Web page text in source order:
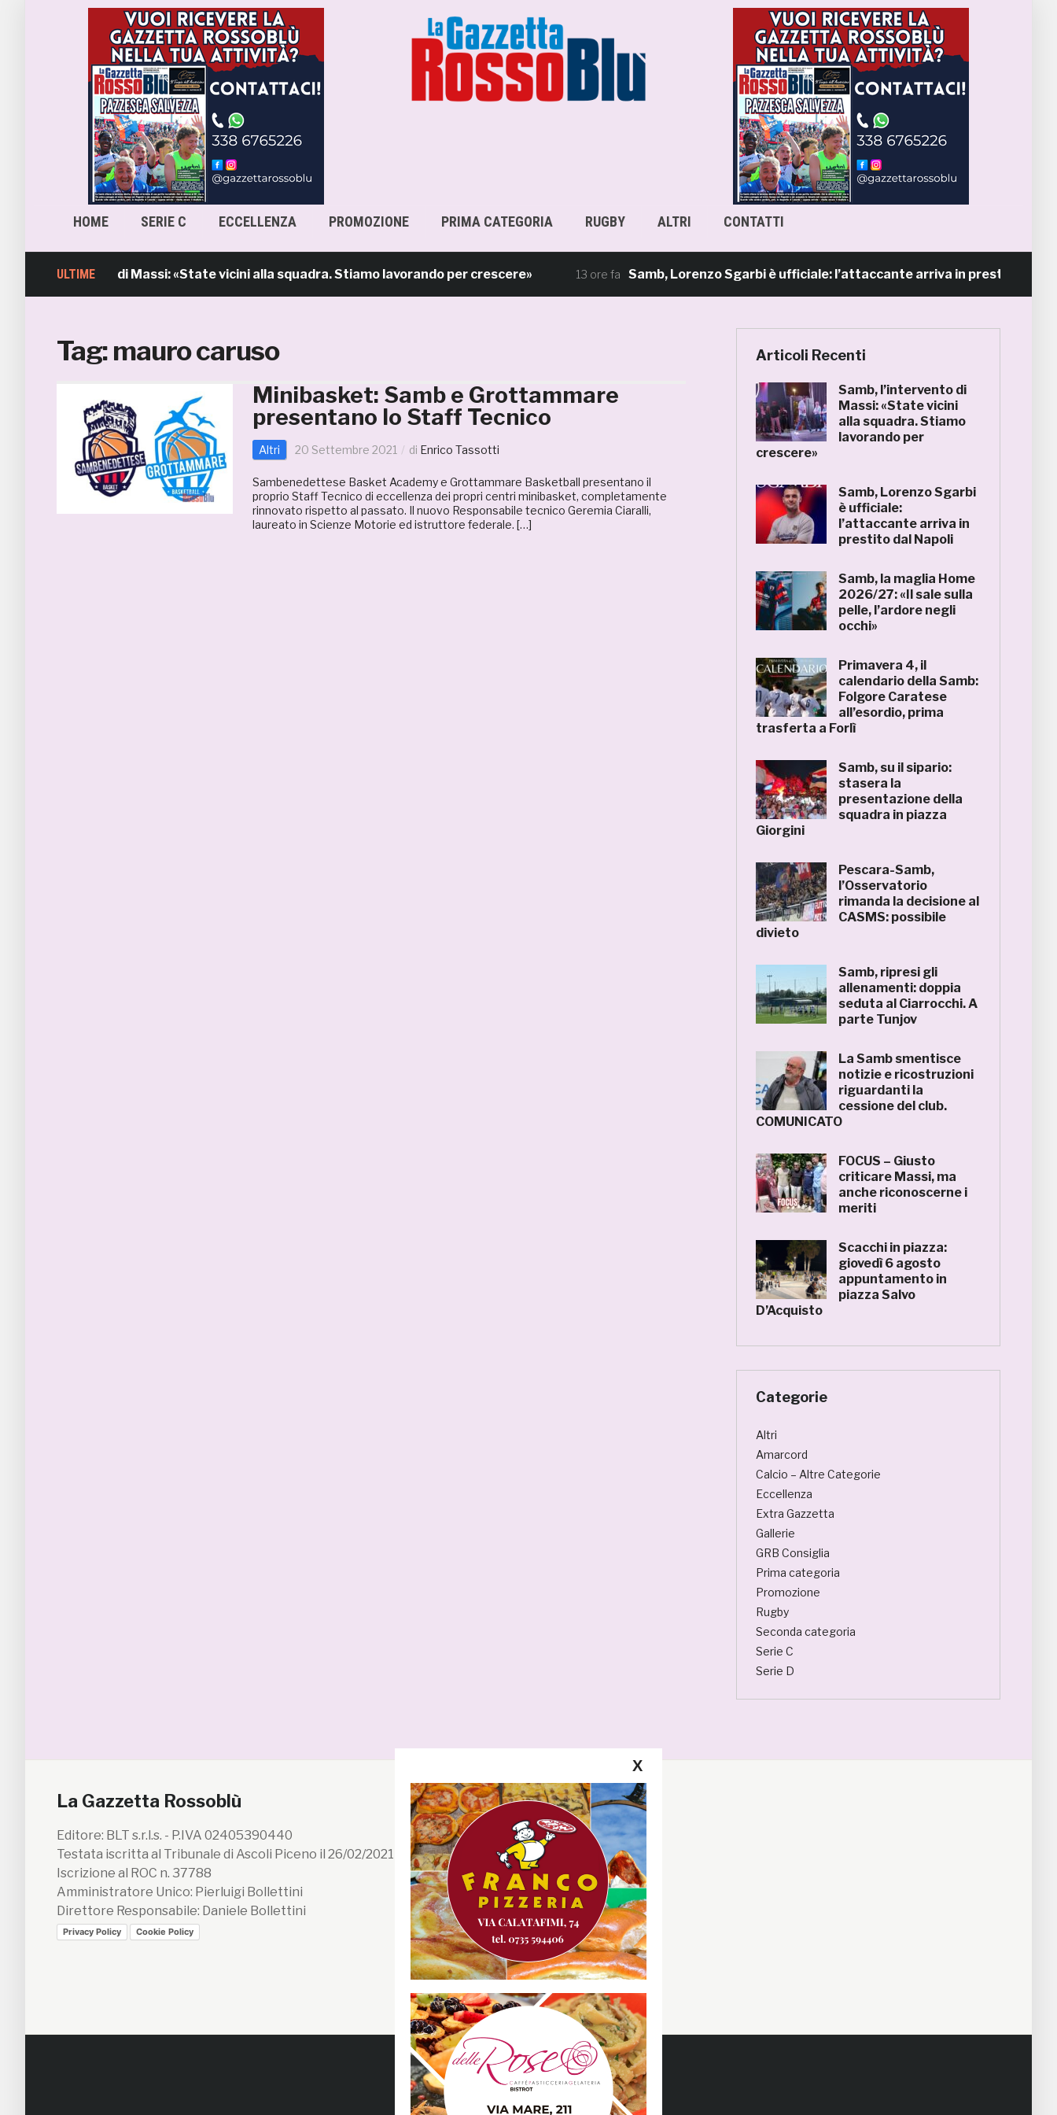
HOME SERIE C ECCELLENZA PROMOZIONE PRIMA CATEGORIA RUGBY ALTRI CONTATTI
ULTIME
l’intervento di Massi: «State vicini alla squadra. Stiamo lavorando per crescere» 13 ore fa Samb, Lorenzo Sgarbi è ufficiale: l’attaccante arriva in prestito dal
Tag:mauro caruso
Minibasket: Samb e Grottammare
presentano lo Staff Tecnico
Altri 20 Settembre 2021 di Enrico Tassotti
Sambenedettese Basket Academy e Grottammare Basketball presentano il
proprio Staff Tecnico di eccellenza dei propri centri minibasket, completamente
rinnovato rispetto al passato. Il nuovo Responsabile tecnico Geremia Ciaralli,
laureato in Scienze Motorie ed istruttore federale. […]
Articoli Recenti
Samb, l’intervento di
Massi: «State vicini
alla squadra. Stiamo
lavorando per
crescere»
Samb, Lorenzo Sgarbi
è ufficiale:
l’attaccante arriva in
prestito dal Napoli
Samb, la maglia Home
2026/27: «Il sale sulla
pelle, l’ardore negli
occhi»
Primavera 4, il
calendario della Samb:
Folgore Caratese
all’esordio, prima
trasferta a Forlì
Samb, su il sipario:
stasera la
presentazione della
squadra in piazza
Giorgini
Pescara-Samb,
l’Osservatorio
rimanda la decisione al
CASMS: possibile
divieto
Samb, ripresi gli
allenamenti: doppia
seduta al Ciarrocchi. A
parte Tunjov
La Samb smentisce
notizie e ricostruzioni
riguardanti la
cessione del club.
COMUNICATO
FOCUS – Giusto
criticare Massi, ma
anche riconoscerne i
meriti
Scacchi in piazza:
giovedì 6 agosto
appuntamento in
piazza Salvo
D’Acquisto
Categorie
Altri
Amarcord
Calcio – Altre Categorie
Eccellenza
Extra Gazzetta
Gallerie
GRB Consiglia
Prima categoria
Promozione
Rugby
Seconda categoria
Serie C
Serie D
La Gazzetta Rossoblù
Editore: BLT s.r.l.s. - P.IVA 02405390440
Testata iscritta al Tribunale di Ascoli Piceno il 26/02/2021 n. 199/2021
Iscrizione al ROC n. 37788
Amministratore Unico: Pierluigi Bollettini
Direttore Responsabile: Daniele Bollettini
Privacy Policy Cookie Policy
Segui la GRB
Facebook
Instagram
Twitter
Youtube
Gazzetta RossoBlù
X